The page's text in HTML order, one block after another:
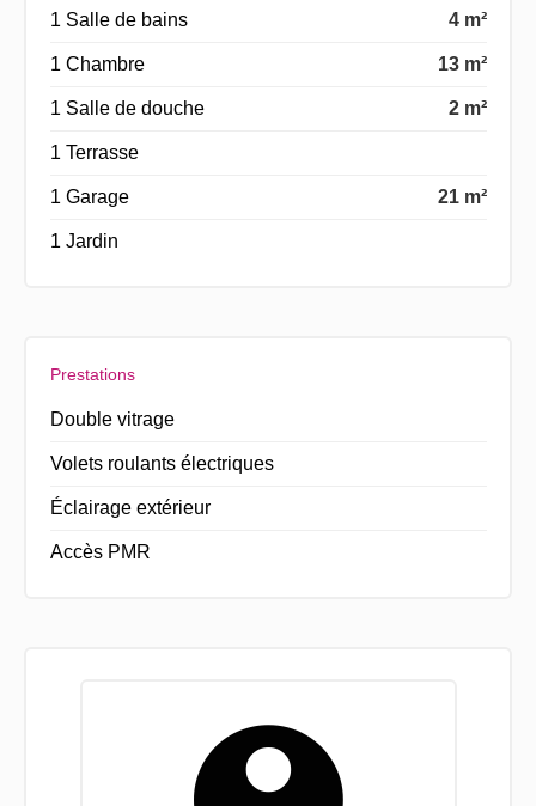
1 Salle de bains 4 m²
1 Chambre 13 m²
1 Salle de douche 2 m²
1 Terrasse
1 Garage 21 m²
1 Jardin
Prestations
Double vitrage
Volets roulants électriques
Éclairage extérieur
Accès PMR